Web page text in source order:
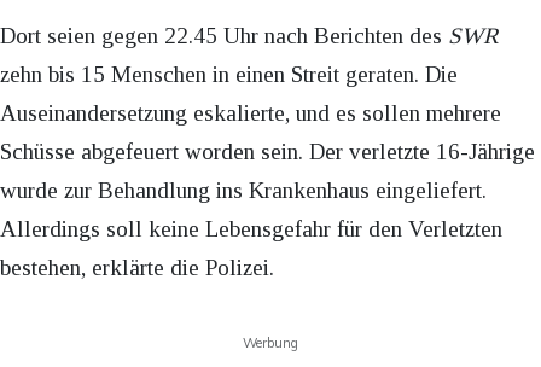
Dort seien gegen 22.45 Uhr nach Berichten des SWR
zehn bis 15 Menschen in einen Streit geraten. Die
Auseinandersetzung eskalierte, und es sollen mehrere
Schüsse abgefeuert worden sein. Der verletzte 16-Jährige
wurde zur Behandlung ins Krankenhaus eingeliefert.
Allerdings soll keine Lebensgefahr für den Verletzten
bestehen, erklärte die Polizei.
Werbung